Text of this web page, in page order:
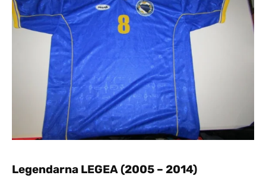
Legendarna LEGEA (2005 – 2014)